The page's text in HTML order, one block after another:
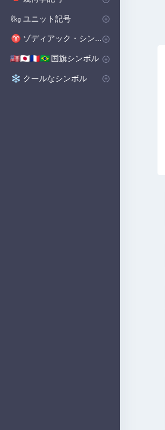
🔺 基本図形
⬟ ポリゴンシンボル
■ 立体図形記号
ℓ㎏ ユニット記号
📏 体積単位 記号
μ マイクロ単位記号
♈ ゾディアック・シンボル
♈ 西洋の星座シンボル
🇺🇸🇯🇵🇫🇷🇧🇷 国旗シンボル
の 国のシンボル
🇺🇸🇬🇧🇨🇳国旗シンボル
❄️ クールなシンボル